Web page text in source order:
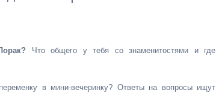
Что общего у тебя со знаменитостями и где
в мини-вечеринку? Ответы на вопросы ищут